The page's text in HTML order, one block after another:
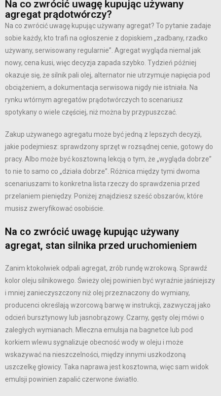
Na co zwrócić uwagę kupując używany
agregat prądotwórczy?
Na co zwrócić uwagę kupując używany agregat? To pytanie zadaje
sobie każdy, kto trafi na ogłoszenie z dopiskiem „zadbany, rzadko
używany, serwisowany regularnie”. Agregat wygląda niemal jak
nowy, cena kusi, więc decyzja zapada szybko. Tydzień później
okazuje się, że silnik pali olej, alternator nie utrzymuje napięcia pod
obciążeniem, a dokumentacja serwisowa nigdy nie istniała. Na
rynku wtórnym agregatów prądotwórczych to scenariusz
spotykany o wiele częściej, niż można by przypuszczać.
Zakup używanego agregatu może być jedną z lepszych decyzji,
jakie podejmiesz: sprawdzony sprzęt w rozsądnej cenie, gotowy do
pracy. Albo może być kosztowną lekcją o tym, że „wygląda dobrze”
to nie to samo co „działa dobrze”. Różnica między tymi dwoma
scenariuszami to konkretna lista rzeczy do sprawdzenia przed
przelaniem pieniędzy. Poniżej znajdziesz sześć obszarów, które
musisz zweryfikować osobiście.
Na co zwrócić uwagę kupując używany
agregat, stan silnika przed uruchomieniem
Zanim ktokolwiek odpali agregat, zrób rundę wzrokową. Sprawdź
kolor oleju silnikowego. Świeży olej powinien być wyraźnie jaśniejszy
i mniej zanieczyszczony niż olej przeznaczony do wymiany,
producenci określają wzorcową barwę w instrukcji, zazwyczaj jako
odcień bursztynowy lub jasnobrązowy. Czarny, gęsty olej mówi o
zaległych wymianach. Mleczna emulsja na bagnetce lub pod
korkiem wlewu sygnalizuje obecność wody w oleju i może
wskazywać na nieszczelności, między innymi uszkodzoną
uszczelkę głowicy. Taka naprawa jest kosztowna, więc sam widok
emulsji powinien zapalić czerwone światło.